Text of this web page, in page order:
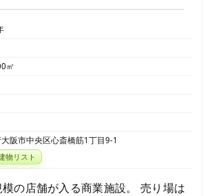
㎡
阪市中央区心斎橋筋1丁目9-1
物リスト
の店舗が入る商業施設。 売り場は